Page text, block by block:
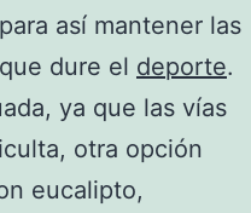
así mantener las
dure el deporte.
ya que las vías
otra opción
eucalipto,